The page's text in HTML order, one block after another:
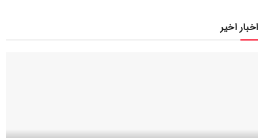
اخبار اخیر